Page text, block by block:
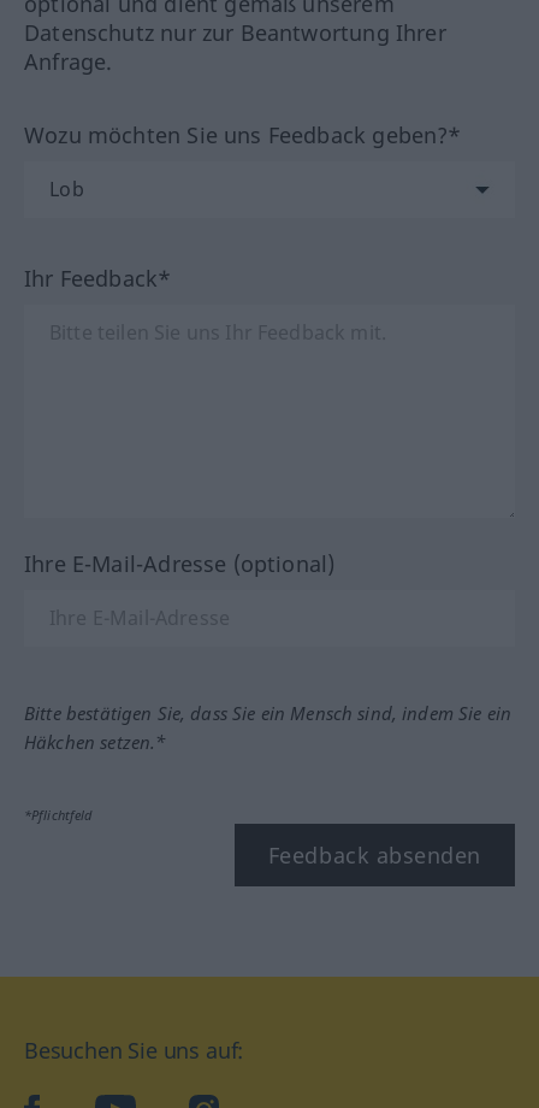
Datenschutz nur zur Beantwortung Ihrer
Anfrage.
Wozu möchten Sie uns Feedback geben?*
Ihr Feedback*
Ihre E-Mail-Adresse (optional)
Bitte bestätigen Sie, dass Sie ein Mensch sind, indem Sie ein
Häkchen setzen.*
*Pflichtfeld
Feedback absenden
Besuchen Sie uns auf: